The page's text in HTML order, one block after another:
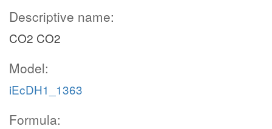
Descriptive name:
CO2 CO2
Model:
iEcDH1_1363
Formula: